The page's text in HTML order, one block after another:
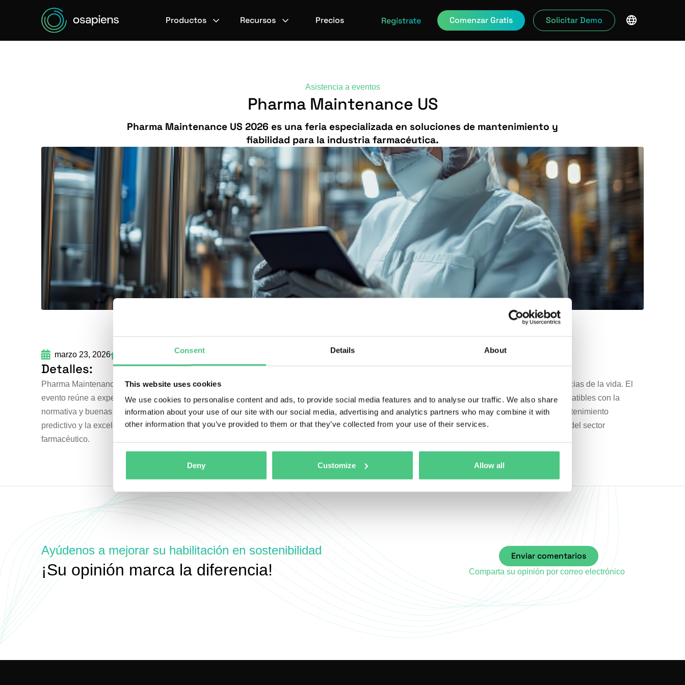
Consent Details About
This website uses cookies
We use cookies to personalise content and ads, to provide social media features and to analyse our traffic. We also share
information about your use of our site with our social media, advertising and analytics partners who may combine it with
other information that you’ve provided to them or that they’ve collected from your use of their services.
Deny Customize Allow all
Productos Recursos Precios Regístrate Comenzar Gratis Solicitar Demo
Asistencia a eventos
Pharma Maintenance US
Pharma Maintenance US 2026 es una feria especializada en soluciones de mantenimiento y
fiabilidad para la industria farmacéutica.
marzo 23, 2026 Encore Boston Harbor,
Detalles:
Pharma Maintenance US 2026 es una feria dedicada al mantenimiento, la gestión de activos y la fiabilidad en las industrias farmacéutica y de ciencias de la vida. El
evento reúne a expertos del sector, proveedores de soluciones y tomadores de decisiones para explorar tecnologías innovadoras, soluciones compatibles con la
normativa y buenas prácticas que aseguren entornos de producción seguros, eficientes y fiables. Con un fuerte enfoque en la digitalización, el mantenimiento
predictivo y la excelencia operativa, el evento sirve como una plataforma clave para el intercambio de conocimientos y la creación de redes dentro del sector
farmacéutico.
Ayúdenos a mejorar su habilitación en sostenibilidad
¡Su opinión marca la diferencia!
Enviar comentarios
Comparta su opinión por correo electrónico